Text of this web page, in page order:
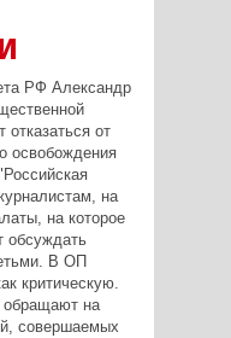
РФ Александр
от
освобождения
на
на которое
обсуждать
В ОП
критическую.
обращают на
совершаемых